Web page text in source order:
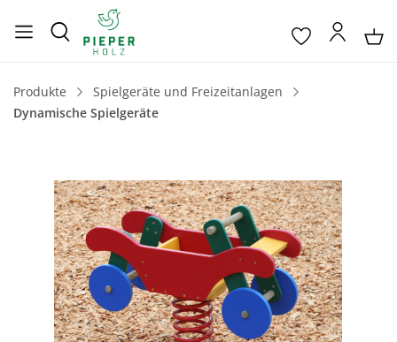
Produkte
Spielgeräte und Freizeitanlagen
Dynamische Spielgeräte
Bildergalerie überspringen